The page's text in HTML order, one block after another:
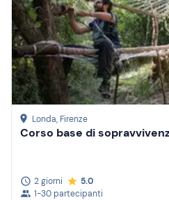
Londa, Firenze
Corso base di
2 giorni
5.0
1-30 partecipanti